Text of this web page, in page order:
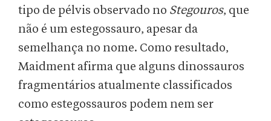
tipo de pélvis observado no Stegouros, que
não é um estegossauro, apesar da
semelhança no nome. Como resultado,
Maidment afirma que alguns dinossauros
fragmentários atualmente classificados
como estegossauros podem nem ser